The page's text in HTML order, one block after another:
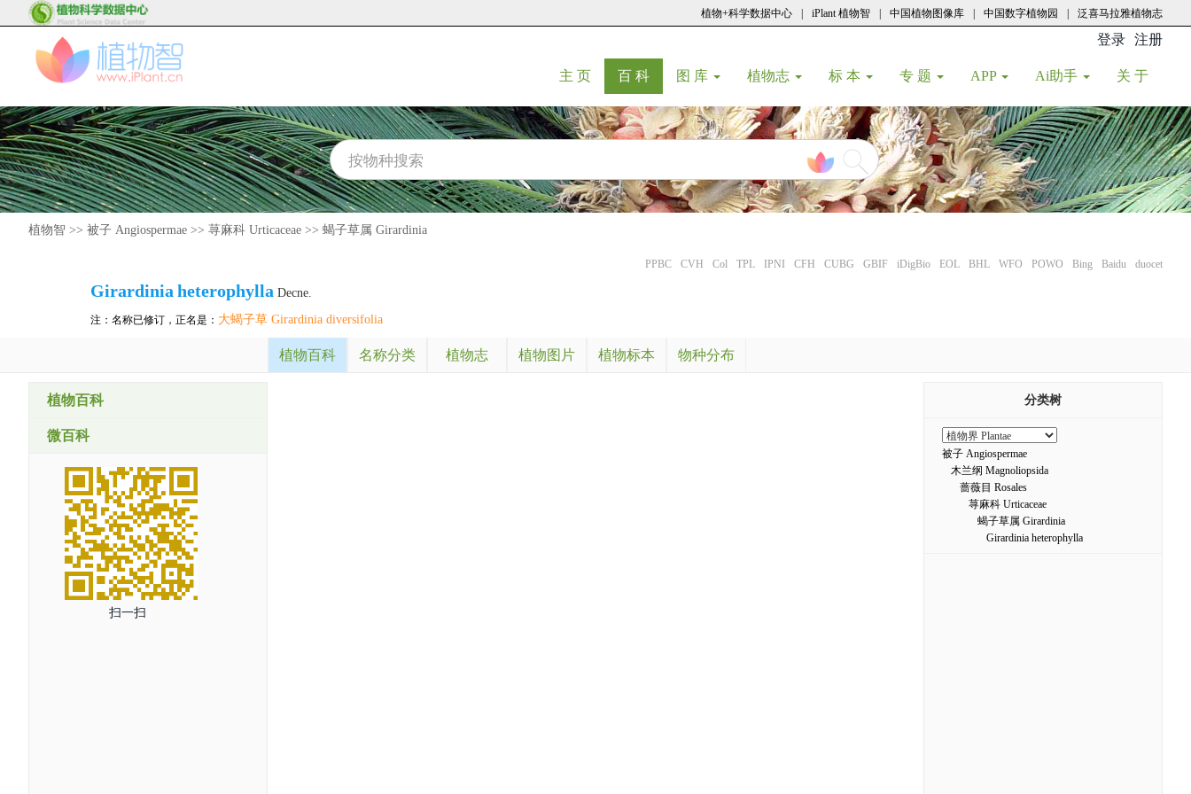
植物+科学数据中心 iPlant 植物智 中国植物图像库 中国数字植物园 泛喜马拉雅植物志
登录 注册
主 页(current)
百 科(current)
图 库 植物志 标 本 专 题 APP Ai助手 关 于
植物智 >> 被子 Angiospermae >> 荨麻科 Urticaceae >> 蝎子草属 Girardinia
PPBC CVH Col TPL IPNI CFH CUBG GBIF iDigBio EOL BHL WFO POWO Bing Baidu duocet
Girardinia heterophylla Decne.
注：名称已修订，正名是： 大蝎子草 Girardinia diversifolia
植物百科 名称分类 植物志 植物图片 植物标本 物种分布
植物百科
微百科
扫一扫
分类树
被子 Angiospermae
木兰纲 Magnoliopsida
蔷薇目 Rosales
荨麻科 Urticaceae
蝎子草属 Girardinia
Girardinia heterophylla